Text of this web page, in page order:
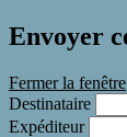
Envoyer
Fermer la fenêtre
Destinataire
Expéditeur